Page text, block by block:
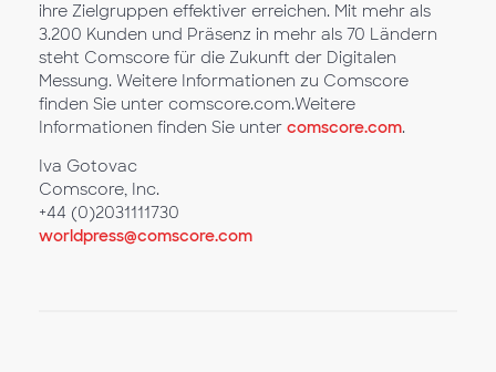
ihre Zielgruppen effektiver erreichen. Mit mehr als
3.200 Kunden und Präsenz in mehr als 70 Ländern
steht Comscore für die Zukunft der Digitalen
Messung. Weitere Informationen zu Comscore
finden Sie unter comscore.com.Weitere
Informationen finden Sie unter comscore.com.
Iva Gotovac
Comscore, Inc.
+44 (0)2031111730
worldpress@comscore.com